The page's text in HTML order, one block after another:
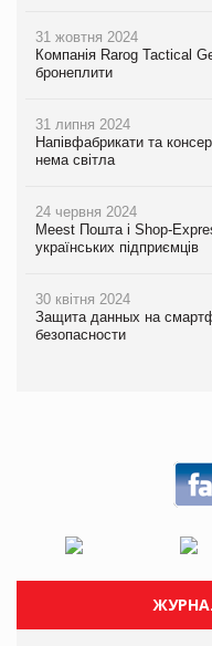
31 жовтня 2024
Компанія Rarog Tactical
бронеплити
31 липня 2024
Напівфабрикати та
нема світла
24 червня 2024
Meest Пошта і Shop-
українських підприємців
30 квітня 2024
Защита данных на
безопасности